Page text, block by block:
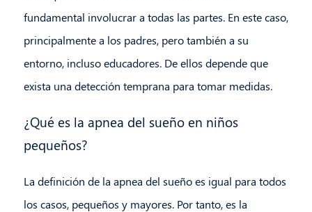
fundamental involucrar a todas las partes. En este caso,
principalmente a los padres, pero también a su
entorno, incluso educadores. De ellos depende que
exista una detección temprana para tomar medidas.
¿Qué es la apnea del sueño en niños
pequeños?
La definición de la apnea del sueño es igual para todos
los casos, pequeños y mayores. Por tanto, es la